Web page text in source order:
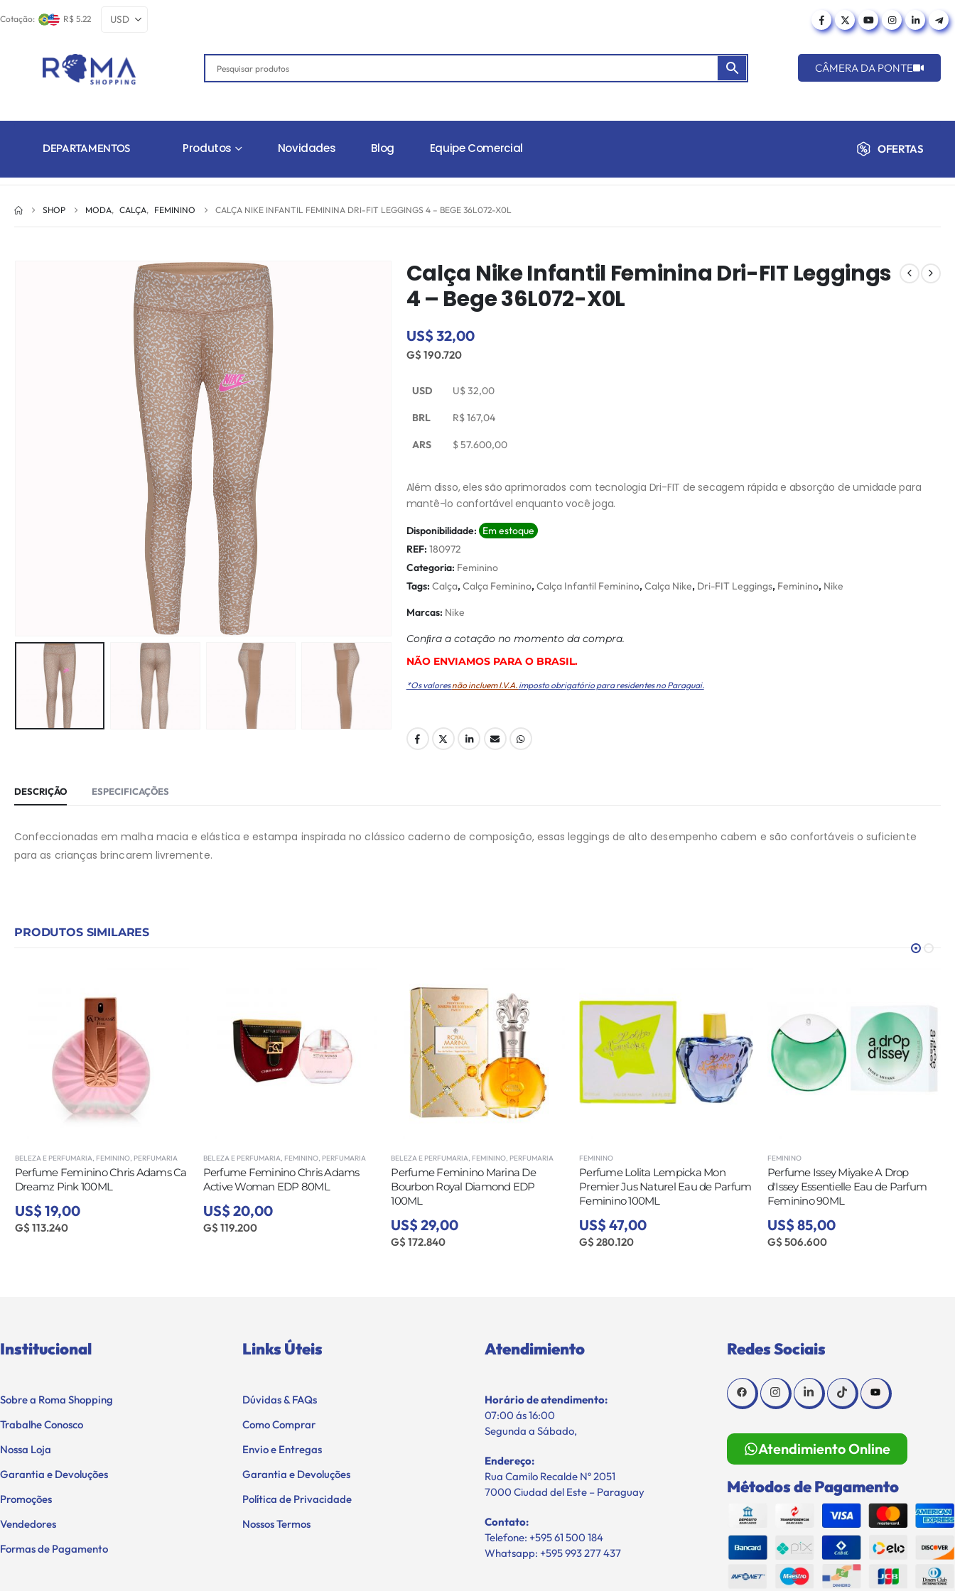
Cotação: R$ 5.22
CÂMERA DA PONTE
DEPARTAMENTOS Produtos Novidades Blog Equipe Comercial OFERTAS
SHOP MODA, CALÇA, FEMININO CALÇA NIKE INFANTIL FEMININA DRI-FIT LEGGINGS 4 – BEGE 36L072-X0L
Calça Nike Infantil Feminina Dri-FIT Leggings
4 – Bege 36L072-X0L
US$ 32,00
G$ 190.720
USD U$32,00
BRL R$167,04
ARS $57.600,00
Além disso, eles são aprimorados com tecnologia Dri-FIT de secagem rápida e absorção de umidade para
mantê-lo confortável enquanto você joga.
Disponibilidade: Em estoque
REF: 180972
Categoria: Feminino
Tags: Calça,Calça Feminino,Calça Infantil Feminino,Calça Nike, Dri-FIT Leggings, Feminino, Nike
Marcas: Nike
Conﬁra a cotação no momento da compra.
NÃO ENVIAMOS PARA O BRASIL.
*Os valoresnão incluem I.V.A. imposto obrigatório para residentes no Paraguai.
DESCRIÇÃO ESPECIFICAÇÕES
Confeccionadas em malha macia e elástica e estampa inspirada no clássico caderno de composição, essas leggings de alto desempenho cabem e são confortáveis ​​o suficiente
para as crianças brincarem livremente.
PRODUTOS SIMILARES
BELEZA E PERFUMARIA, FEMININO, PERFUMARIA
Perfume Feminino Chris Adams Ca
Dreamz Pink 100ML
US$ 19,00
G$ 113.240
BELEZA E PERFUMARIA, FEMININO, PERFUMARIA
Perfume Feminino Chris Adams
Active Woman EDP 80ML
US$ 20,00
G$ 119.200
BELEZA E PERFUMARIA, FEMININO, PERFUMARIA
Perfume Feminino Marina De
Bourbon Royal Diamond EDP
100ML
US$ 29,00
G$ 172.840
FEMININO
Perfume Lolita Lempicka Mon
Premier Jus Naturel Eau de Parfum
Feminino 100ML
US$ 47,00
G$ 280.120
FEMININO
Perfume Issey Miyake A Drop
d'Issey Essentielle Eau de Parfum
Feminino 90ML
US$ 85,00
G$ 506.600
Institucional
Sobre a Roma Shopping
Trabalhe Conosco
Nossa Loja
Garantia e Devoluções
Promoções
Vendedores
Formas de Pagamento
Links Úteis
Dúvidas & FAQs
Como Comprar
Envio e Entregas
Garantia e Devoluções
Política de Privacidade
Nossos Termos
Atendimiento
Horário de atendimento:
07:00 ás 16:00
Segunda a Sábado,
Endereço:
Rua Camilo Recalde Nº 2051
7000 Ciudad del Este – Paraguay
Contato:
Telefone: +595 61 500 184
Whatsapp: +595 993 277 437
Redes Sociais
Atendimiento Online
Métodos de Pagamento